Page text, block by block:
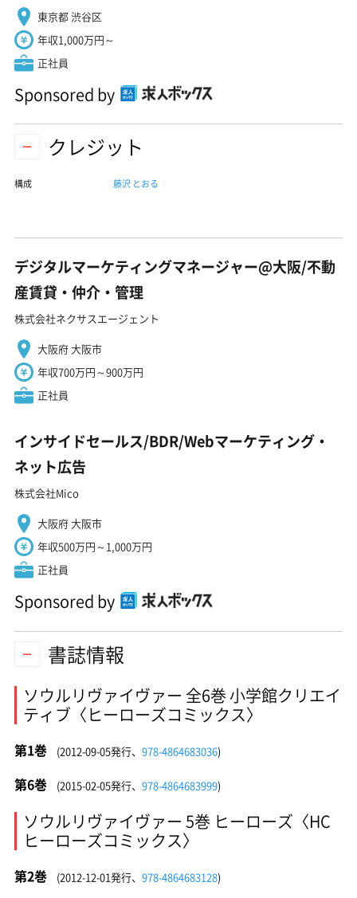
東京都 渋谷区
年収1,000万円～
正社員
Sponsored by
クレジット
構成 藤沢 とおる
デジタルマーケティングマネージャー@大阪/不動
産賃貸・仲介・管理
株式会社ネクサスエージェント
大阪府 大阪市
年収700万円～900万円
正社員
インサイドセールス/BDR/Webマーケティング・
ネット広告
株式会社Mico
大阪府 大阪市
年収500万円～1,000万円
正社員
Sponsored by
書誌情報
ソウルリヴァイヴァー 全6巻 小学館クリエイ
ティブ〈ヒーローズコミックス〉
第1巻 (2012-09-05発行、 978-4864683036)
第6巻 (2015-02-05発行、 978-4864683999)
ソウルリヴァイヴァー 5巻 ヒーローズ〈HC
ヒーローズコミックス〉
第2巻 (2012-12-01発行、 978-4864683128)